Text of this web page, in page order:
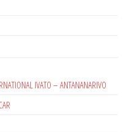
IVATO – ANTANANARIVO